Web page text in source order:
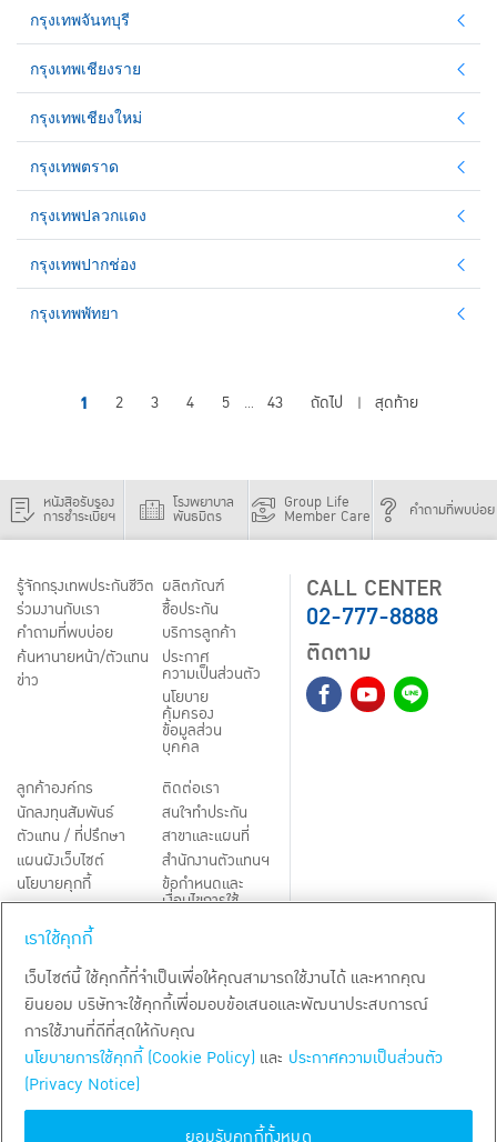
กรุงเทพจันทบุรี
กรุงเทพเชียงราย
กรุงเทพเชียงใหม่
กรุงเทพตราด
กรุงเทพปลวกแดง
กรุงเทพปากช่อง
กรุงเทพพัทยา
1 2 3 4 5 ... 43 ถัดไป | สุดท้าย
หนังสือรับรอง
การชำระเบี้ยฯ
โรงพยาบาล
พันธมิตร
Group Life
Member Care คำถามที่พบบ่อย
รู้จักกรุงเทพประกันชีวิต
ร่วมงานกับเรา
คำถามที่พบบ่อย
ค้นหานายหน้า/ตัวแทน
ข่าว
ผลิตภัณฑ์
ชื้อประกัน
บริการลูกค้า
ประกาศ
ความเป็นส่วนตัว
นโยบาย
คุ้มครอง
ข้อมูลส่วน
บุคคล
ลูกค้าองค์กร
นักลงทุนสัมพันธ์
ตัวแทน / ที่ปรึกษา
แผนผังเว็บไซต์
นโยบายคุกกี้
Third-Party Notices
ติดต่อเรา
สนใจทำประกัน
สาขาและแผนที่
สำนักงานตัวแทนฯ
ข้อกำหนดและ
เงื่อนไขการใช้
CALL CENTER
02-777-8888
ติดตาม
TH EN
สงวนลิขสิทธิ์ พ.ศ.2569
เราใช้คุกกี้
เว็บไซต์นี้ ใช้คุกกี้ที่จำเป็นเพื่อให้คุณสามารถใช้งานได้ และหากคุณ
ยินยอม บริษัทจะใช้คุกกี้เพื่อมอบข้อเสนอและพัฒนาประสบการณ์
การใช้งานที่ดีที่สุดให้กับคุณ
นโยบายการใช้คุกกี้ (Cookie Policy) และ ประกาศความเป็นส่วนตัว
(Privacy Notice)